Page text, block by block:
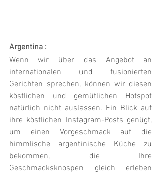
Argentina :
Wenn wir über das Angebot an
internationalen und fusionierten
Gerichten sprechen, können wir diesen
köstlichen und gemütlichen Hotspot
natürlich nicht auslassen. Ein Blick auf
ihre köstlichen Instagram-Posts genügt,
um einen Vorgeschmack auf die
himmlische argentinische Küche zu
bekommen, die Ihre
Geschmacksknospen gleich erleben